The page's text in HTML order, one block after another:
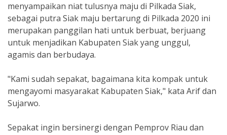
menyampaikan niat tulusnya maju di Pilkada Siak,
sebagai putra Siak maju bertarung di Pilkada 2020 ini
merupakan panggilan hati untuk berbuat, berjuang
untuk menjadikan Kabupaten Siak yang unggul,
agamis dan berbudaya.
"Kami sudah sepakat, bagaimana kita kompak untuk
mengayomi masyarakat Kabupaten Siak," kata Arif dan
Sujarwo.
Sepakat ingin bersinergi dengan Pemprov Riau dan